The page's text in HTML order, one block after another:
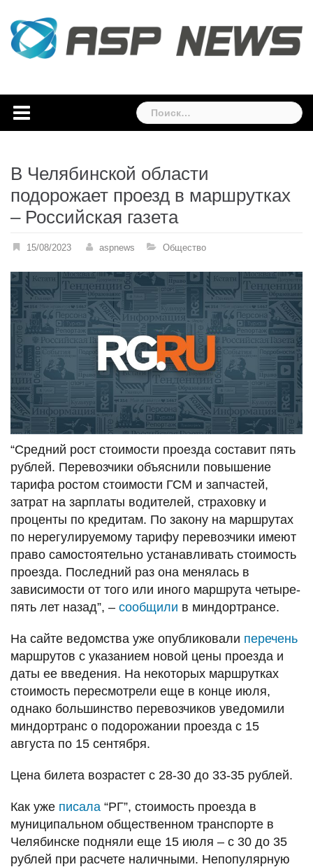
content
Найти:
В Челябинской области
подорожает проезд в маршрутках
– Российская газета
15/08/2023 aspnews Общество
“Средний рост стоимости проезда составит пять
рублей. Перевозчики объяснили повышение
тарифа ростом стоимости ГСМ и запчастей,
затрат на зарплаты водителей, страховку и
проценты по кредитам. По закону на маршрутах
по нерегулируемому тарифу перевозчики имеют
право самостоятельно устанавливать стоимость
проезда. Последний раз она менялась в
зависимости от того или иного маршрута четыре-
пять лет назад”, – сообщили в миндортрансе.
На сайте ведомства уже опубликовали перечень
маршрутов с указанием новой цены проезда и
даты ее введения. На некоторых маршрутках
стоимость пересмотрели еще в конце июля,
однако большинство перевозчиков уведомили
миндортранс о подорожании проезда с 15
августа по 15 сентября.
Цена билета возрастет с 28-30 до 33-35 рублей.
Как уже писала “РГ”, стоимость проезда в
муниципальном общественном транспорте в
Челябинске подняли еще 15 июля – с 30 до 35
рублей при расчете наличными. Непопулярную